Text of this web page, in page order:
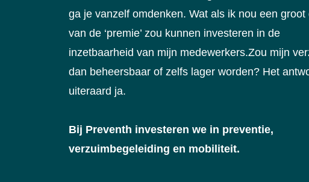
ga je vanzelf omdenken. Wat als ik nou een groot
van de ‘premie’ zou kunnen investeren in de
inzetbaarheid van mijn medewerkers.Zou mijn
dan beheersbaar of zelfs lager worden? Het
uiteraard ja.
Bij Preventh investeren we in preventie,
verzuimbegeleiding en mobiliteit.